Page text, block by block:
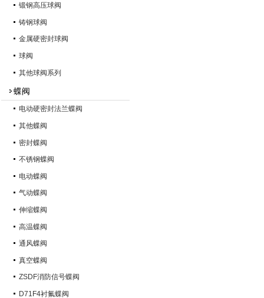
锻钢高压球阀
铸钢球阀
金属硬密封球阀
球阀
其他球阀系列
蝶阀
电动硬密封法兰蝶阀
其他蝶阀
密封蝶阀
不锈钢蝶阀
电动蝶阀
气动蝶阀
伸缩蝶阀
高温蝶阀
通风蝶阀
真空蝶阀
ZSDF消防信号蝶阀
D71F4衬氟蝶阀